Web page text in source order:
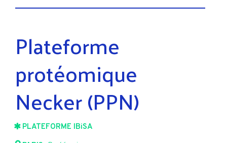
Plateforme
protéomique
Necker (PPN)
PLATEFORME IBiSA